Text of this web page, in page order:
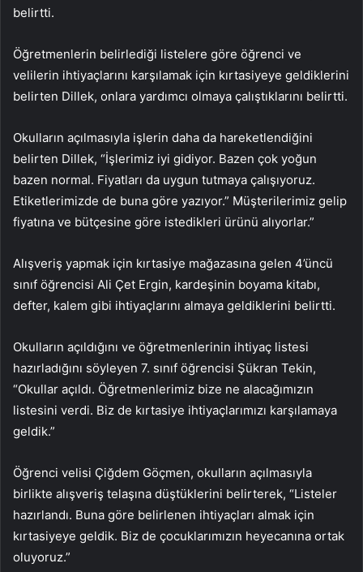
belirtti.
Öğretmenlerin belirlediği listelere göre öğrenci ve
velilerin ihtiyaçlarını karşılamak için kırtasiyeye geldiklerini
belirten Dillek, onlara yardımcı olmaya çalıştıklarını belirtti.
Okulların açılmasıyla işlerin daha da hareketlendiğini
belirten Dillek, “İşlerimiz iyi gidiyor. Bazen çok yoğun
bazen normal. Fiyatları da uygun tutmaya çalışıyoruz.
Etiketlerimizde de buna göre yazıyor.” Müşterilerimiz gelip
fiyatına ve bütçesine göre istedikleri ürünü alıyorlar.”
Alışveriş yapmak için kırtasiye mağazasına gelen 4’üncü
sınıf öğrencisi Ali Çet Ergin, kardeşinin boyama kitabı,
defter, kalem gibi ihtiyaçlarını almaya geldiklerini belirtti.
Okulların açıldığını ve öğretmenlerinin ihtiyaç listesi
hazırladığını söyleyen 7. sınıf öğrencisi Şükran Tekin,
“Okullar açıldı. Öğretmenlerimiz bize ne alacağımızın
listesini verdi. Biz de kırtasiye ihtiyaçlarımızı karşılamaya
geldik.”
Öğrenci velisi Çiğdem Göçmen, okulların açılmasıyla
birlikte alışveriş telaşına düştüklerini belirterek, “Listeler
hazırlandı. Buna göre belirlenen ihtiyaçları almak için
kırtasiyeye geldik. Biz de çocuklarımızın heyecanına ortak
oluyoruz.”